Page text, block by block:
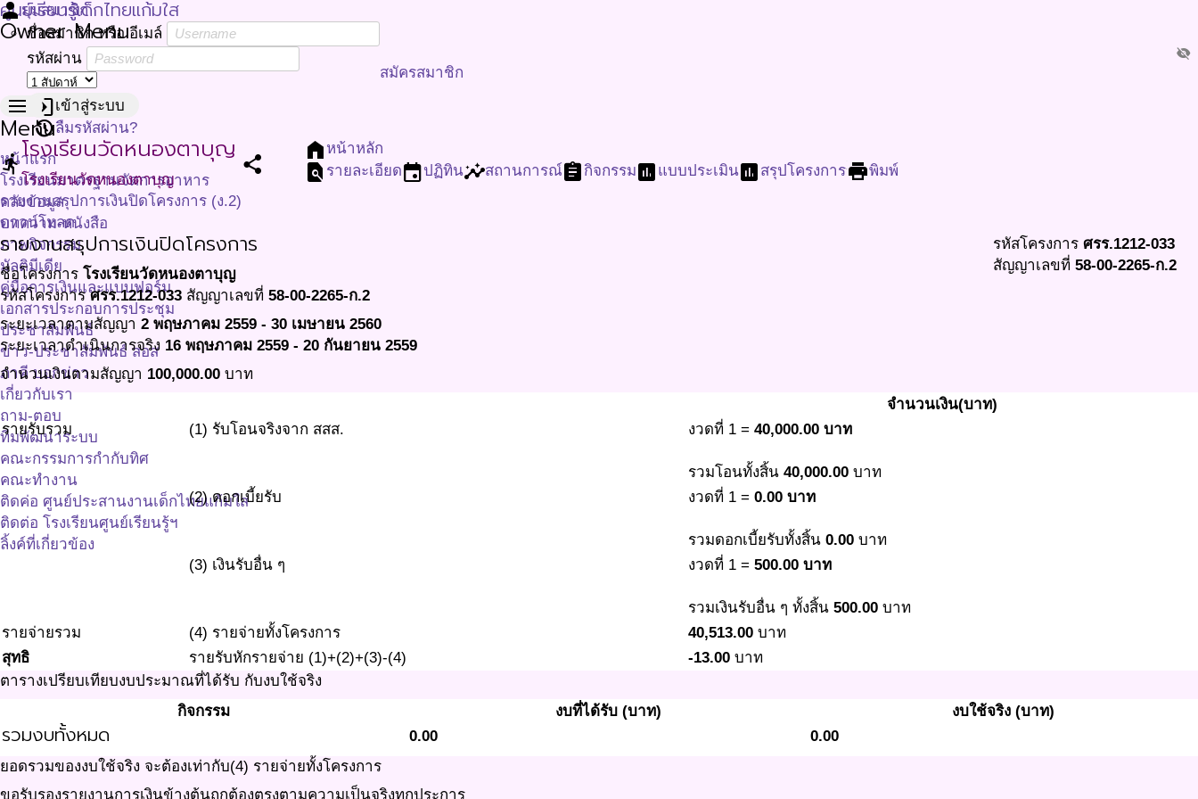
ศูนย์เรียนรู้เด็กไทยแก้มใส
Owner Menu
personมุมสมาชิก
ชื่อสมาชิก หรือ อีเมล์
รหัสผ่าน
visibility_off
loginเข้าสู่ระบบ
restoreลืมรหัสผ่าน?
สมัครสมาชิก
menu
Menu
หน้าแรก
โรงเรียนมาตรฐานจัดการอาหาร
คลังข้อมูล
บทความ-หนังสือ
ภาพกิจกรรม
มัลติมีเดีย
คู่มือการเงินและแบบฟอร์ม
เอกสารประกอบการประชุม
ประชาสัมพันธ์
ข่าว-ประชาสัมพันธ์ สอส
ภาคี บอกข่าว
เกี่ยวกับเรา
ถาม-ตอบ
ทีมพัฒนาระบบ
คณะกรรมการกำกับทิศ
คณะทำงาน
ติดค่อ ศูนย์ประสานงานเด็กไทยแก้มใส
ติดต่อ โรงเรียนศูนย์เรียนรู้ฯ
ลิ้งค์ที่เกี่ยวข้อง
directions_runโรงเรียนวัดหนองตาบุญ
โรงเรียนวัดหนองตาบุญ
share
home หน้าหลัก
find_in_page รายละเอียดeventปฏิทินinsightsสถานการณ์assignment กิจกรรมassessment แบบประเมินassessment สรุปโครงการprintพิมพ์
รายงานสรุปการเงินปิดโครงการ (ง.2)
ดาวน์โหลด
รหัสโครงการ ศรร.1212-033
สัญญาเลขที่ 58-00-2265-ก.2
รายงานสรุปการเงินปิดโครงการ
ชื่อโครงการ โรงเรียนวัดหนองตาบุญ
รหัสโครงการศรร.1212-033 สัญญาเลขที่ 58-00-2265-ก.2
ระยะเวลาตามสัญญา 2 พฤษภาคม 2559 - 30 เมษายน 2560
ระยะเวลาดำเนินการจริง 16 พฤษภาคม 2559 - 20 กันยายน 2559
จำนวนเงินตามสัญญา 100,000.00 บาท
จำนวนเงิน(บาท)
รายรับรวม
(1) รับโอนจริงจาก สสส. งวดที่ 1 = 40,000.00 บาท
รวมโอนทั้งสิ้น 40,000.00 บาท
(2) ดอกเบี้ยรับ
งวดที่ 1 = 0.00 บาท
รวมดอกเบี้ยรับทั้งสิ้น 0.00 บาท
(3) เงินรับอื่น ๆ
งวดที่ 1 = 500.00 บาท
รวมเงินรับอื่น ๆ ทั้งสิ้น 500.00 บาท
รายจ่ายรวม
(4) รายจ่ายทั้งโครงการ 40,513.00 บาท
สุทธิ
รายรับหักรายจ่าย (1)+(2)+(3)-(4) -13.00 บาท
ตารางเปรียบเทียบงบประมาณที่ได้รับ กับงบใช้จริง
กิจกรรม
งบที่ได้รับ (บาท) งบใช้จริง (บาท)
รวมงบทั้งหมด 0.00
0.00
ยอดรวมของงบใช้จริง จะต้องเท่ากับ(4) รายจ่ายทั้งโครงการ
ขอรับรองรายงานการเงินข้างต้นถูกต้องตรงตามความเป็นจริงทุกประการ